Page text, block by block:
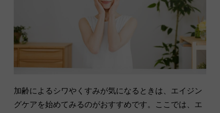
加齢によるシワやくすみが気になるときは、エイジン
グケアを始めてみるのがおすすめです。ここでは、エ